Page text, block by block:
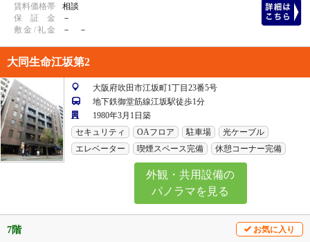
賃料価格帯
相談
保
証 金
－
敷 金 /礼金 － －
大同生命江坂第2
大阪府吹田市江坂町1丁目23番5号
地下鉄御堂筋線江坂駅徒歩1分
1980年3月1日築
セキュリティ
OAフロア 駐車場
光ケーブル
エレベーター
喫煙スペース完備 休憩コーナー完備
外観・共用設備の
パノラマを見る
7階 お気に入り